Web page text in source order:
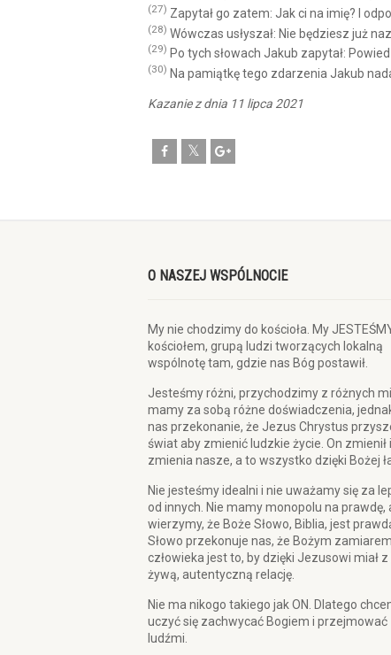
(27) Zapytał go zatem: Jak ci na imię? I
(28) Wówczas usłyszał: Nie będziesz już
(29) Po tych słowach Jakub zapytał:
(30) Na pamiątkę tego zdarzenia Jakub
Kazanie z dnia 11 lipca 2021
O NASZEJ WSPÓLNOCIE
My nie chodzimy do kościoła. My
kościołem, grupą ludzi tworzących lokalną
wspólnotę tam, gdzie nas Bóg postawił.
Jesteśmy różni, przychodzimy z różnych
mamy za sobą różne doświadczenia,
nas przekonanie, że Jezus Chrystus
świat aby zmienić ludzkie życie. On zmienił
zmienia nasze, a to wszystko dzięki Bożej
Nie jesteśmy idealni i nie uważamy się za
od innych. Nie mamy monopolu na prawdę,
wierzymy, że Boże Słowo, Biblia, jest
Słowo przekonuje nas, że Bożym
człowieka jest to, by dzięki Jezusowi miał z
żywą, autentyczną relację.
Nie ma nikogo takiego jak ON. Dlatego
uczyć się zachwycać Bogiem i przejmować
ludźmi.